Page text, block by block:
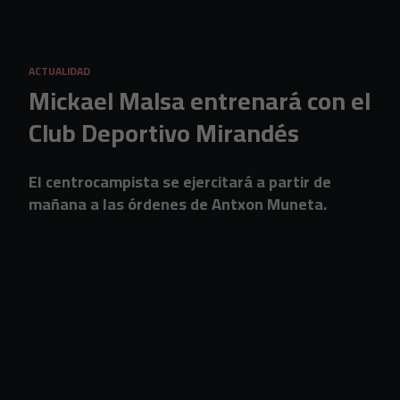
ACTUALIDAD
Mickael Malsa entrenará con el
Club Deportivo Mirandés
El centrocampista se ejercitará a partir de
mañana a las órdenes de Antxon Muneta.